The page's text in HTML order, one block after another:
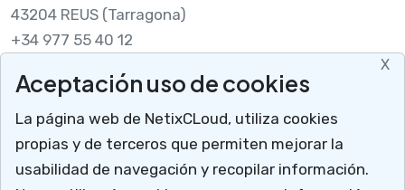
X
Aceptación uso de cookies
La página web de NetixCLoud, utiliza cookies
propias y de terceros que permiten mejorar la
usabilidad de navegación y recopilar información.
43204 REUS (Tarragona)
+34 977 55 40 12
Legal
Nota legal
RGPDUE